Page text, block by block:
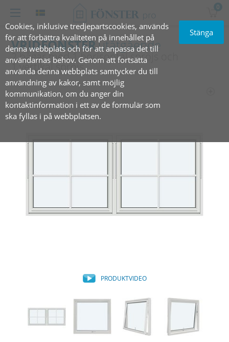
Cookies, inklusive tredjepartscookies, används
för att förbättra kvaliteten på innehållet på
denna webbplats och för att anpassa det till
användarnas behov. Genom att fortsätta
använda denna webbplats samtycker du till
användning av kakor, samt möjlig
kommunikation, om du anger din
kontaktinformation i ett av de formulär som
ska fyllas i på webbplatsen.
Stänga
0
VRIDFÖNSTERutåtgående
2 bågar med 1 horisontal spröjs och
1 vertikal spröjs
PRODUKTVIDEO